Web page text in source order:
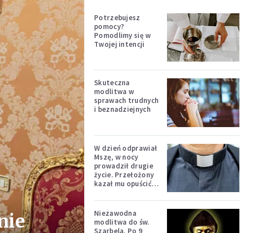
Potrzebujesz
pomocy?
Pomodlimy się w
Twojej intencji
Skuteczna
modlitwa w
sprawach trudnych
i beznadziejnych
W dzień odprawiał
Mszę, w nocy
prowadził drugie
życie. Przełożony
kazał mu opuścić
Niezawodna
modlitwa do św.
Szarbela. Po 9